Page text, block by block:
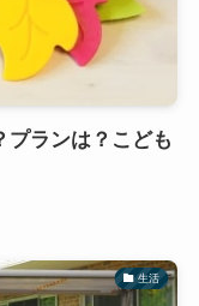
プランは？こども
生活